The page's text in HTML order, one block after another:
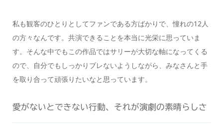
私も観客のひとりとしてファンである方ばかりで、憧れの12人
の方々なんです。共演できることを本当に光栄に思っていま
す。そんな中でもこの作品ではサリーが大切な軸になってくる
ので、自分でもしっかりブレないようしながら、みなさんと手
を取り合って頑張りたいなと思っています。
愛がないとできない行動、それが演劇の素晴らしさ